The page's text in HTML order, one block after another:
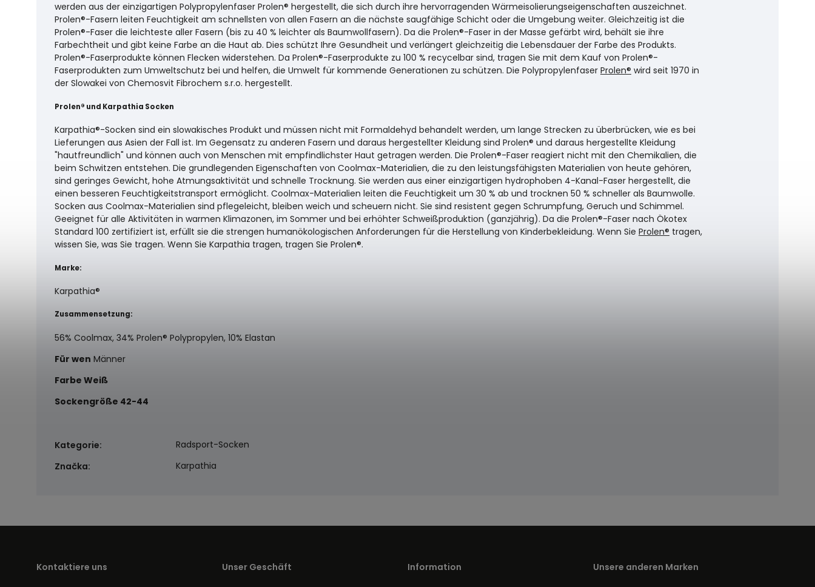
werden aus der einzigartigen Polypropylenfaser Prolen® hergestellt, die sich durch ihre hervorragenden Wärmeisolierungseigenschaften auszeichnet.
Prolen®-Fasern leiten Feuchtigkeit am schnellsten von allen Fasern an die nächste saugfähige Schicht oder die Umgebung weiter. Gleichzeitig ist die
Prolen®-Faser die leichteste aller Fasern (bis zu 40 % leichter als Baumwollfasern). Da die Prolen®-Faser in der Masse gefärbt wird, behält sie ihre
Farbechtheit und gibt keine Farbe an die Haut ab. Dies schützt Ihre Gesundheit und verlängert gleichzeitig die Lebensdauer der Farbe des Produkts.
Prolen®-Faserprodukte können Flecken widerstehen. Da Prolen®-Faserprodukte zu 100 % recycelbar sind, tragen Sie mit dem Kauf von Prolen®-
Faserprodukten zum Umweltschutz bei und helfen, die Umwelt für kommende Generationen zu schützen. Die Polypropylenfaser Prolen® wird seit 1970 in
der Slowakei von Chemosvit Fibrochem s.r.o. hergestellt.
Prolen® und Karpathia Socken
Karpathia®-Socken sind ein slowakisches Produkt und müssen nicht mit Formaldehyd behandelt werden, um lange Strecken zu überbrücken, wie es bei
Lieferungen aus Asien der Fall ist. Im Gegensatz zu anderen Fasern und daraus hergestellter Kleidung sind Prolen® und daraus hergestellte Kleidung
"hautfreundlich" und können auch von Menschen mit empfindlichster Haut getragen werden. Die Prolen®-Faser reagiert nicht mit den Chemikalien, die
beim Schwitzen entstehen. Die grundlegenden Eigenschaften von Coolmax-Materialien, die zu den leistungsfähigsten Materialien von heute gehören,
sind geringes Gewicht, hohe Atmungsaktivität und schnelle Trocknung. Sie werden aus einer einzigartigen hydrophoben 4-Kanal-Faser hergestellt, die
einen besseren Feuchtigkeitstransport ermöglicht. Coolmax-Materialien leiten die Feuchtigkeit um 30 % ab und trocknen 50 % schneller als Baumwolle.
Socken aus Coolmax-Materialien sind pflegeleicht, bleiben weich und scheuern nicht. Sie sind resistent gegen Schrumpfung, Geruch und Schimmel.
Geeignet für alle Aktivitäten in warmen Klimazonen, im Sommer und bei erhöhter Schweißproduktion (ganzjährig). Da die Prolen®-Faser nach Ökotex
Standard 100 zertifiziert ist, erfüllt sie die strengen humanökologischen Anforderungen für die Herstellung von Kinderbekleidung. Wenn Sie Prolen® tragen,
wissen Sie, was Sie tragen. Wenn Sie Karpathia tragen, tragen Sie Prolen®.
Marke:
Karpathia®
Zusammensetzung:
56% Coolmax, 34% Prolen® Polypropylen, 10% Elastan
Für wen Männer
Farbe Weiß
Sockengröße 42-44
Kategorie:
Radsport-Socken
Značka: Karpathia
Kontaktiere uns Unser Geschäft Information Unsere anderen Marken